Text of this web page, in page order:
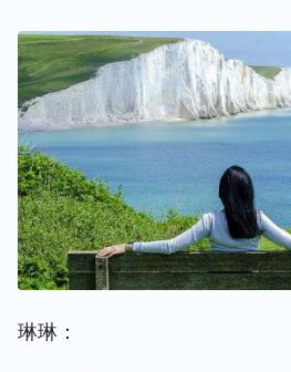
琳琳：